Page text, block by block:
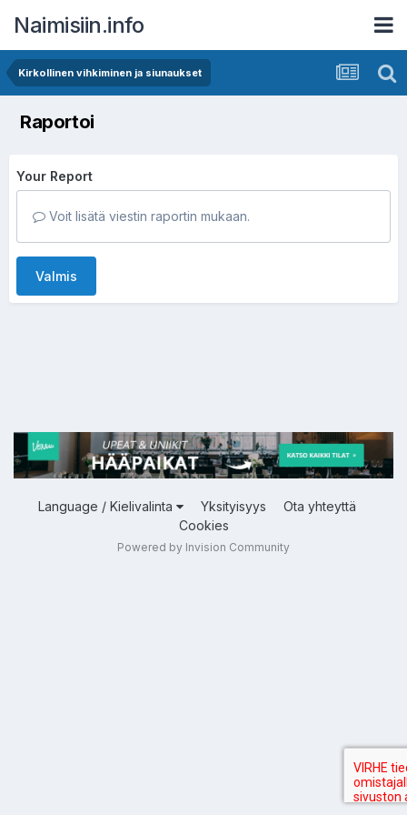
Naimisiin.info
Kirkollinen vihkiminen ja siunaukset
Raportoi
Your Report
Voit lisätä viestin raportin mukaan.
Valmis
Language / Kielivalinta Yksityisyys
Ota yhteyttä
Cookies
Powered by Invision Community